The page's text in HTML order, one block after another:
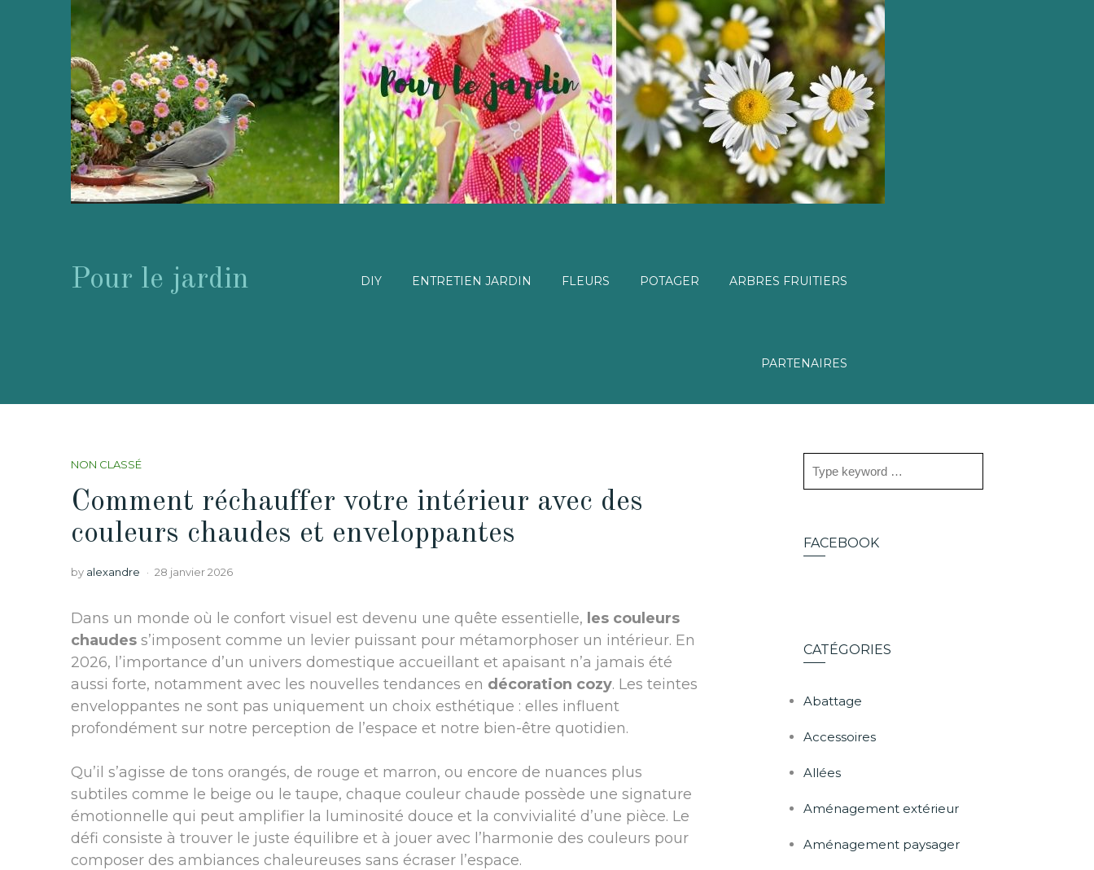
Pour le jardin DIY ENTRETIEN JARDIN FLEURS POTAGER ARBRES FRUITIERS
PARTENAIRES
NON CLASSÉ
Comment réchauffer votre intérieur avec des
couleurs chaudes et enveloppantes
by alexandre 28 janvier 2026
Dans un monde où le confort visuel est devenu une quête essentielle, les couleurs
chaudes s’imposent comme un levier puissant pour métamorphoser un intérieur. En
2026, l’importance d’un univers domestique accueillant et apaisant n’a jamais été
aussi forte, notamment avec les nouvelles tendances en décoration cozy. Les teintes
enveloppantes ne sont pas uniquement un choix esthétique : elles influent
profondément sur notre perception de l’espace et notre bien-être quotidien.
Qu’il s’agisse de tons orangés, de rouge et marron, ou encore de nuances plus
subtiles comme le beige ou le taupe, chaque couleur chaude possède une signature
émotionnelle qui peut amplifier la luminosité douce et la convivialité d’une pièce. Le
défi consiste à trouver le juste équilibre et à jouer avec l’harmonie des couleurs pour
composer des ambiances chaleureuses sans écraser l’espace.
FACEBOOK
CATÉGORIES
Abattage
Accessoires
Allées
Aménagement extérieur
Aménagement paysager